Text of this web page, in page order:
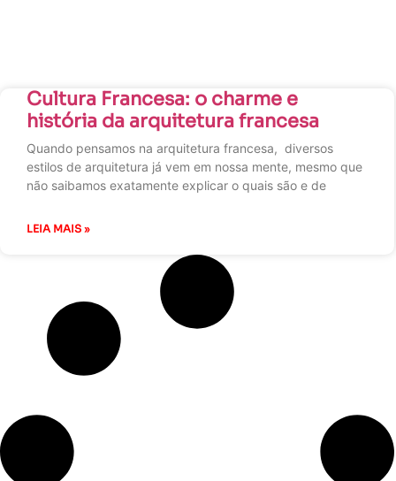
Cultura Francesa: o charme e
história da arquitetura francesa
Quando pensamos na arquitetura francesa, diversos
estilos de arquitetura já vem em nossa mente, mesmo que
não saibamos exatamente explicar o quais são e de
LEIA MAIS »